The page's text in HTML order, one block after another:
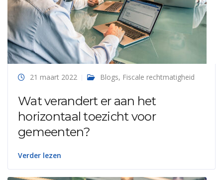
21 maart 2022 Blogs, Fiscale rechtmatigheid
Wat verandert er aan het
horizontaal toezicht voor
gemeenten?
Verder lezen